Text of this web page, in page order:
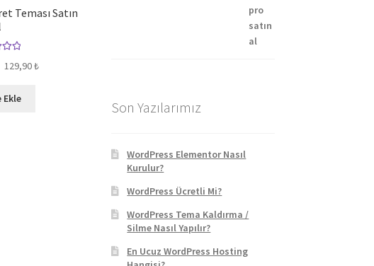
Teması Satın
aldı
Orijinal
₺.
129,90₺Şu
Ekle Son Yazılarımız
WordPress Elementor Nasıl
Kurulur?
WordPress Ücretli Mi?
WordPress Tema Kaldırma /
Silme Nasıl Yapılır?
En Ucuz WordPress Hosting